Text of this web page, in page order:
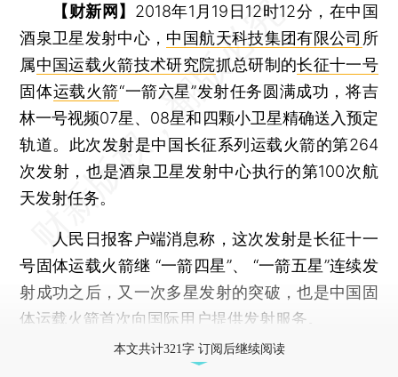
【财新网】 2018年1月19日12时12分，在中国
酒泉卫星发射中心， 中国航天科技集团有限公司 所
属中国运载火箭技术研究院抓总研制的长征十一号
固体运载火箭“一箭六星”发射任务圆满成功，将吉
林一号视频07星、08星和四颗小卫星精确送入预定
轨道。此次发射是中国长征系列运载火箭的第264
次发射，也是酒泉卫星发射中心执行的第100次航
天发射任务。
人民日报客户端消息称，这次发射是长征十一
号固体运载火箭继 “一箭四星”、 “一箭五星”连续发
射成功之后，又一次多星发射的突破，也是中国固
体运载火箭首次向国际用户提供发射服务。
本文共计321字 订阅后继续阅读